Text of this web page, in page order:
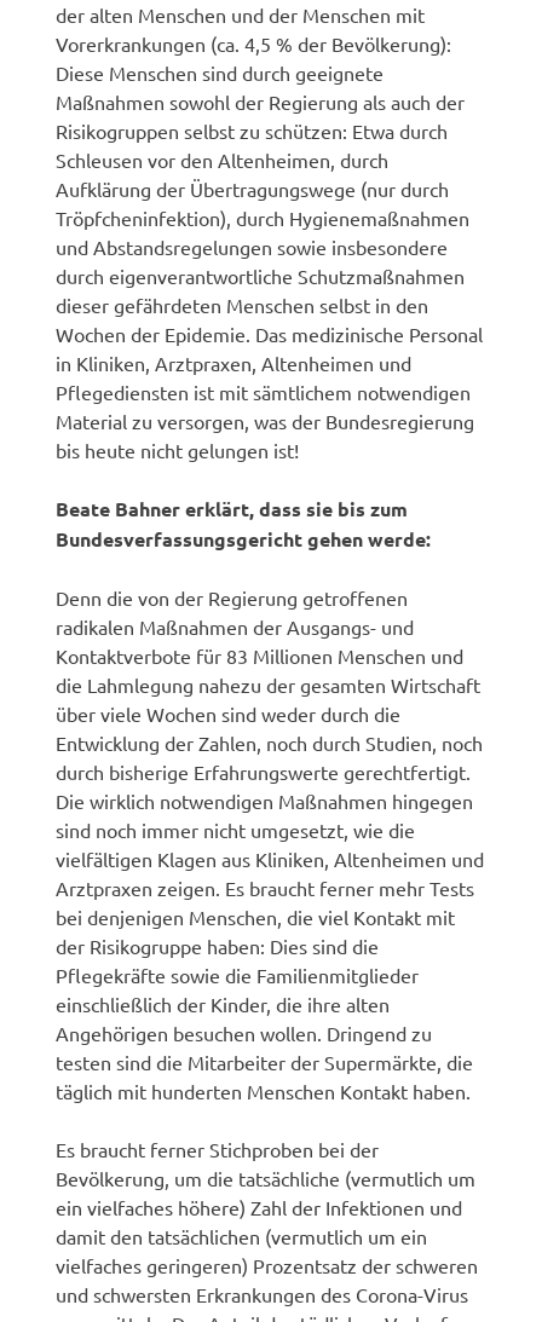
der alten Menschen und der Menschen mit
Vorerkrankungen (ca. 4,5 % der Bevölkerung):
Diese Menschen sind durch geeignete
Maßnahmen sowohl der Regierung als auch der
Risikogruppen selbst zu schützen: Etwa durch
Schleusen vor den Altenheimen, durch
Aufklärung der Übertragungswege (nur durch
Tröpfcheninfektion), durch Hygienemaßnahmen
und Abstandsregelungen sowie insbesondere
durch eigenverantwortliche Schutzmaßnahmen
dieser gefährdeten Menschen selbst in den
Wochen der Epidemie. Das medizinische Personal
in Kliniken, Arztpraxen, Altenheimen und
Pflegediensten ist mit sämtlichem notwendigen
Material zu versorgen, was der Bundesregierung
bis heute nicht gelungen ist!
Beate Bahner erklärt, dass sie bis zum
Bundesverfassungsgericht gehen werde:
Denn die von der Regierung getroffenen
radikalen Maßnahmen der Ausgangs- und
Kontaktverbote für 83 Millionen Menschen und
die Lahmlegung nahezu der gesamten Wirtschaft
über viele Wochen sind weder durch die
Entwicklung der Zahlen, noch durch Studien, noch
durch bisherige Erfahrungswerte gerechtfertigt.
Die wirklich notwendigen Maßnahmen hingegen
sind noch immer nicht umgesetzt, wie die
vielfältigen Klagen aus Kliniken, Altenheimen und
Arztpraxen zeigen. Es braucht ferner mehr Tests
bei denjenigen Menschen, die viel Kontakt mit
der Risikogruppe haben: Dies sind die
Pflegekräfte sowie die Familienmitglieder
einschließlich der Kinder, die ihre alten
Angehörigen besuchen wollen. Dringend zu
testen sind die Mitarbeiter der Supermärkte, die
täglich mit hunderten Menschen Kontakt haben.
Es braucht ferner Stichproben bei der
Bevölkerung, um die tatsächliche (vermutlich um
ein vielfaches höhere) Zahl der Infektionen und
damit den tatsächlichen (vermutlich um ein
vielfaches geringeren) Prozentsatz der schweren
und schwersten Erkrankungen des Corona-Virus